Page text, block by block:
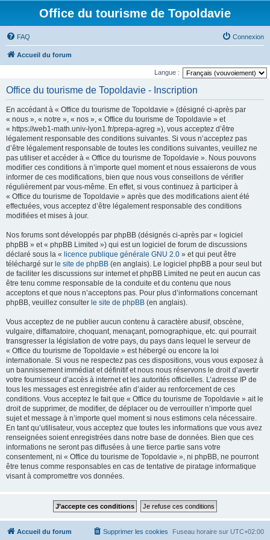
Office du tourisme de Topoldavie
FAQ Connexion
Accueil du forum
Langue :
Office du tourisme de Topoldavie - Inscription
En accédant à « Office du tourisme de Topoldavie » (désigné ci-après par
« nous », « notre », « nos », « Office du tourisme de Topoldavie » et
« https://web1-math.univ-lyon1.fr/prepa-agreg »), vous acceptez d’être
légalement responsable des conditions suivantes. Si vous n’acceptez pas
d’être légalement responsable de toutes les conditions suivantes, veuillez ne
pas utiliser et accéder à « Office du tourisme de Topoldavie ». Nous pouvons
modifier ces conditions à n’importe quel moment et nous essaierons de vous
informer de ces modifications, bien que nous vous conseillons de vérifier
régulièrement par vous-même. En effet, si vous continuez à participer à
« Office du tourisme de Topoldavie » après que des modifications aient été
effectuées, vous acceptez d’être légalement responsable des conditions
modifiées et mises à jour.
Nos forums sont développés par phpBB (désignés ci-après par « logiciel
phpBB » et « phpBB Limited ») qui est un logiciel de forum de discussions
déclaré sous la « licence publique générale GNU 2.0 » et qui peut être
téléchargé sur le site de phpBB (en anglais). Le logiciel phpBB a pour seul but
de faciliter les discussions sur internet et phpBB Limited ne peut en aucun cas
être tenu comme responsable de la conduite et du contenu que nous
acceptons et que nous n’acceptons pas. Pour plus d’informations concernant
phpBB, veuillez consulter le site de phpBB (en anglais).
Vous acceptez de ne publier aucun contenu à caractère abusif, obscène,
vulgaire, diffamatoire, choquant, menaçant, pornographique, etc. qui pourrait
transgresser la législation de votre pays, du pays dans lequel le serveur de
« Office du tourisme de Topoldavie » est hébergé ou encore la loi
internationale. Si vous ne respectez pas ces dispositions, vous vous exposez à
un bannissement immédiat et définitif et nous nous réservons le droit d’avertir
votre fournisseur d’accès à internet et les autorités officielles. L’adresse IP de
tous les messages est enregistrée afin d’aider au renforcement de ces
conditions. Vous acceptez le fait que « Office du tourisme de Topoldavie » ait le
droit de supprimer, de modifier, de déplacer ou de verrouiller n’importe quel
sujet et message à n’importe quel moment si nous estimons cela nécessaire.
En tant qu’utilisateur, vous acceptez que toutes les informations que vous avez
renseignées soient enregistrées dans notre base de données. Bien que ces
informations ne seront pas diffusées à une tierce partie sans votre
consentement, ni « Office du tourisme de Topoldavie », ni phpBB, ne pourront
être tenus comme responsables en cas de tentative de piratage informatique
visant à compromettre vos données.
Accueil du forum Fuseau horaire sur UTC+02:00
Supprimer les cookies